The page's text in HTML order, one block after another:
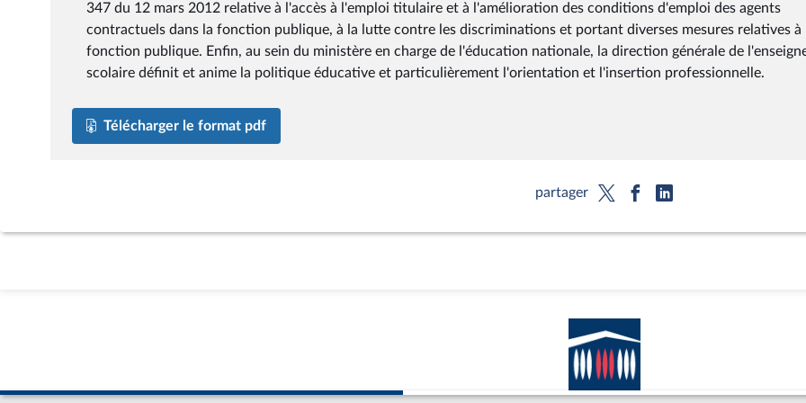
347 du 12 mars 2012 relative à l'accès à l'emploi titulaire et à l'amélioration des conditions d'emploi des agents
contractuels dans la fonction publique, à la lutte contre les discriminations et portant diverses mesures relatives à
fonction publique. Enfin, au sein du ministère en charge de l'éducation nationale, la direction générale de
scolaire définit et anime la politique éducative et particulièrement l'orientation et l'insertion professionnelle.
Télécharger le format pdf
partager